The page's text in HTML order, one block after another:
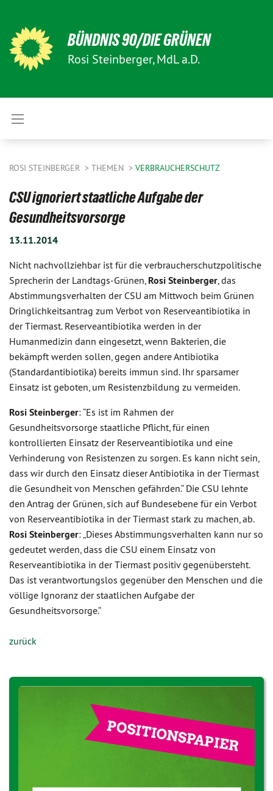
BÜNDNIS 90/DIE GRÜNEN
Rosi Steinberger, MdL a.D.
ROSI STEINBERGER THEMEN VERBRAUCHERSCHUTZ
CSU ignoriert staatliche Aufgabe der
Gesundheitsvorsorge
13.11.2014
Nicht nachvollziehbar ist für die verbraucherschutzpolitische
Sprecherin der Landtags-Grünen, Rosi Steinberger, das
Abstimmungsverhalten der CSU am Mittwoch beim Grünen
Dringlichkeitsantrag zum Verbot von Reserveantibiotika in
der Tiermast. Reserveantibiotika werden in der
Humanmedizin dann eingesetzt, wenn Bakterien, die
bekämpft werden sollen, gegen andere Antibiotika
(Standardantibiotika) bereits immun sind. Ihr sparsamer
Einsatz ist geboten, um Resistenzbildung zu vermeiden.
Rosi Steinberger: “Es ist im Rahmen der
Gesundheitsvorsorge staatliche Pflicht, für einen
kontrollierten Einsatz der Reserveantibiotika und eine
Verhinderung von Resistenzen zu sorgen. Es kann nicht sein,
dass wir durch den Einsatz dieser Antibiotika in der Tiermast
die Gesundheit von Menschen gefährden.“ Die CSU lehnte
den Antrag der Grünen, sich auf Bundesebene für ein Verbot
von Reserveantibiotika in der Tiermast stark zu machen, ab.
Rosi Steinberger: „Dieses Abstimmungsverhalten kann nur so
gedeutet werden, dass die CSU einem Einsatz von
Reserveantibiotika in der Tiermast positiv gegenübersteht.
Das ist verantwortungslos gegenüber den Menschen und die
völlige Ignoranz der staatlichen Aufgabe der
Gesundheitsvorsorge.“
zurück